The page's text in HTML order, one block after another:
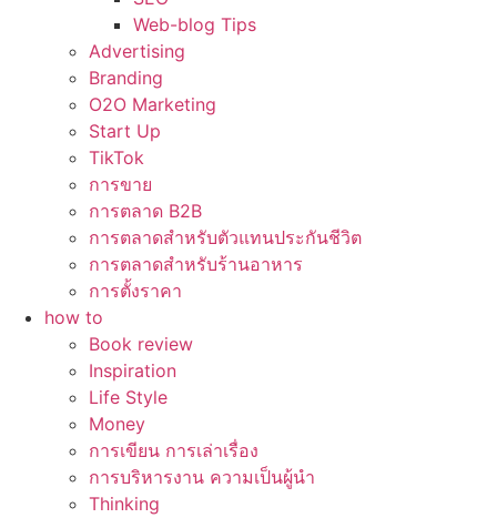
Web-blog Tips
Advertising
Branding
O2O Marketing
Start Up
TikTok
การขาย
การตลาด B2B
การตลาดสำหรับตัวแทนประกันชีวิต
การตลาดสำหรับร้านอาหาร
การตั้งราคา
how to
Book review
Inspiration
Life Style
Money
การเขียน การเล่าเรื่อง
การบริหารงาน ความเป็นผู้นำ
Thinking